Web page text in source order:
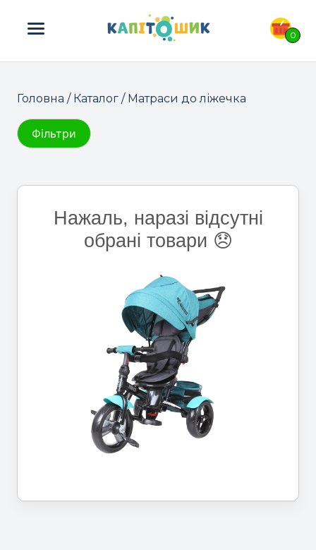
0
ПОШУК ТОВАРІВ:
Головна / Каталог / Матраси до ліжечка
Фільтри
Нажаль, наразі відсутні
обрані товари 😞